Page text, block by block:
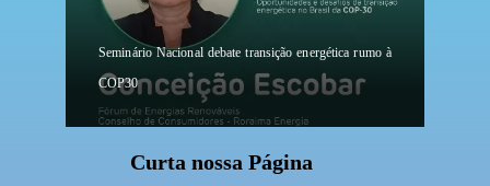
Seminário Nacional debate transição energética rumo à
COP30
Curta nossa Página